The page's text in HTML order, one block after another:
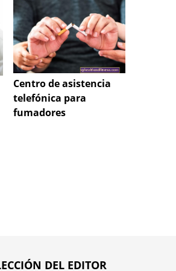
Centro de asistencia
telefónica para
fumadores
DEL EDITOR